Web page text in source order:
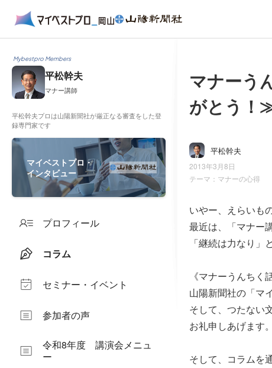
Mybestpro Members
平松幹夫
マナー講師
平松幹夫プロは山陽新聞社が厳正なる審査をした登
録専門家です
マイベストプロ・
インタビュー
プロフィール
コラム
セミナー・イベント
参加者の声
令和8年度 講演会メニュ
ー
マナーう
がとう！
平松幹夫
2013年3月8日
テーマ： マナーの心得
いやー、えらいも
最近は、「マナー
「継続は力なり」
《マナーうんちく
山陽新聞社の「マ
そして、つたない
お礼申しあげます。
そして、コラムを